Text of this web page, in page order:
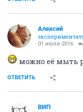
Алексий
01 июля 2016
можно её мыть
ОТВЕТИТЬ
ВИП